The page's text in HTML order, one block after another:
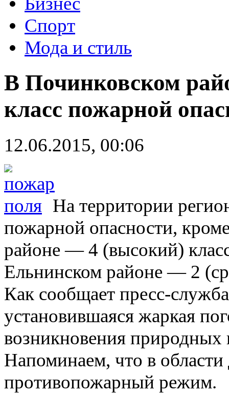
Спорт
Мода и стиль
В Починковском
класс пожарной
12.06.2015, 00:06
На территории
пожарной опасности,
районе — 4 (высокий)
Ельнинском районе — 2
Как сообщает пресс-
установившаяся жаркая
возникновения природных
Напоминаем, что в области
противопожарный режим.